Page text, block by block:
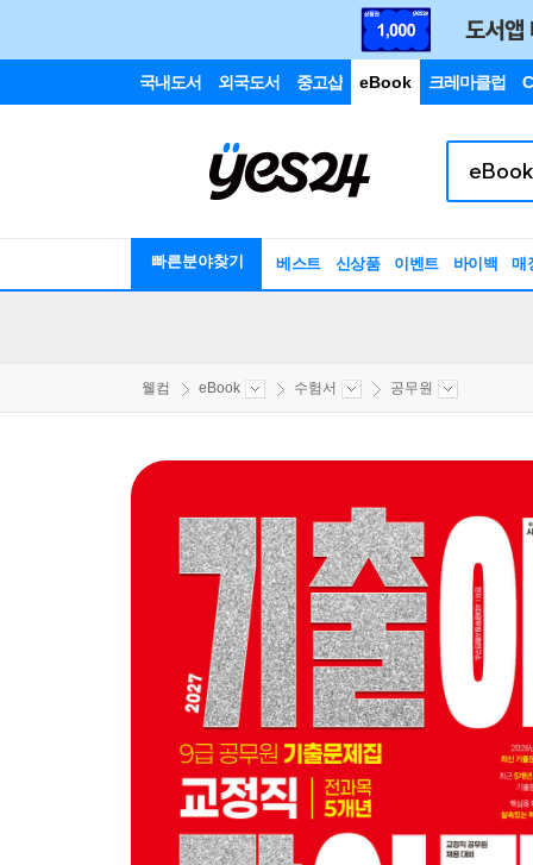
국내도서 외국도서 중고샵 eBook 크레마클럽
빠른분야찾기 베스트 신상품 이벤트 바이백 매
웰컴 eBook 수험서 공무원